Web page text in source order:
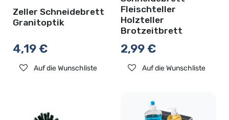
Zeller Schneidebrett
Granitoptik
4,19€
Auf die Wunschliste
Fleischteller
Holzteller
Brotzeitbrett
2,99€
Auf die Wunschliste